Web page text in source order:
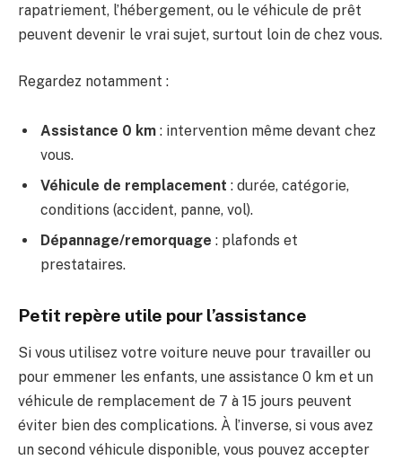
rapatriement, l’hébergement, ou le véhicule de prêt
peuvent devenir le vrai sujet, surtout loin de chez vous.
Regardez notamment :
Assistance 0 km : intervention même devant chez
vous.
Véhicule de remplacement : durée, catégorie,
conditions (accident, panne, vol).
Dépannage/remorquage : plafonds et
prestataires.
Petit repère utile pour l’assistance
Si vous utilisez votre voiture neuve pour travailler ou
pour emmener les enfants, une assistance 0 km et un
véhicule de remplacement de 7 à 15 jours peuvent
éviter bien des complications. À l’inverse, si vous avez
un second véhicule disponible, vous pouvez accepter